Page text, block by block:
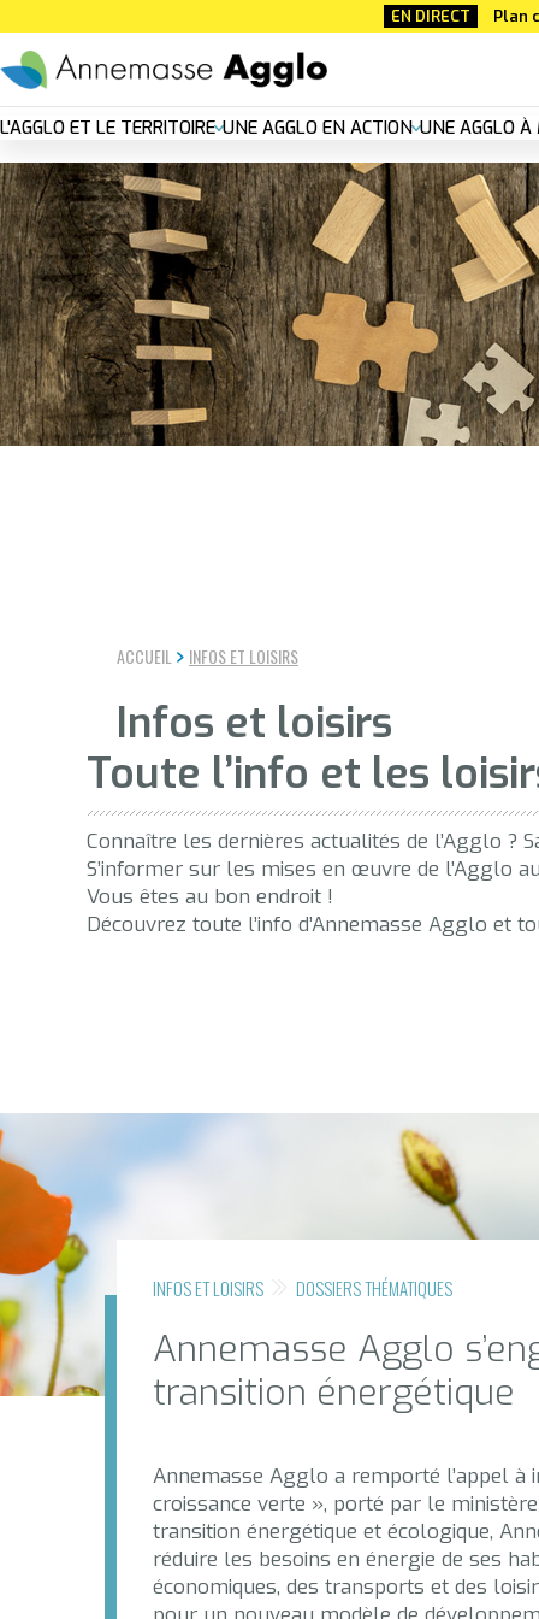
au
contenu
principal
EN DIRECT Plan
Nouvelle
navigation
principal
L'AGGLO ET LE TERRITOIRE UNE AGGLO EN ACTION UNE AGGLO À
ACCUEIL INFOS ET LOISIRS
Infos et loisirs
Toute l’info et les
Connaître les dernières actualités de l’Agglo ?
S’informer sur les mises en œuvre de l’Agglo
Vous êtes au bon endroit !
Découvrez toute l’info d’Annemasse Agglo et
INFOS ET LOISIRS DOSSIERS THÉMATIQUES
Annemasse Agglo
transition énergétique
Annemasse Agglo a remporté l’appel
croissance verte », porté par le
transition énergétique et écologique,
réduire les besoins en énergie de ses
économiques, des transports et des